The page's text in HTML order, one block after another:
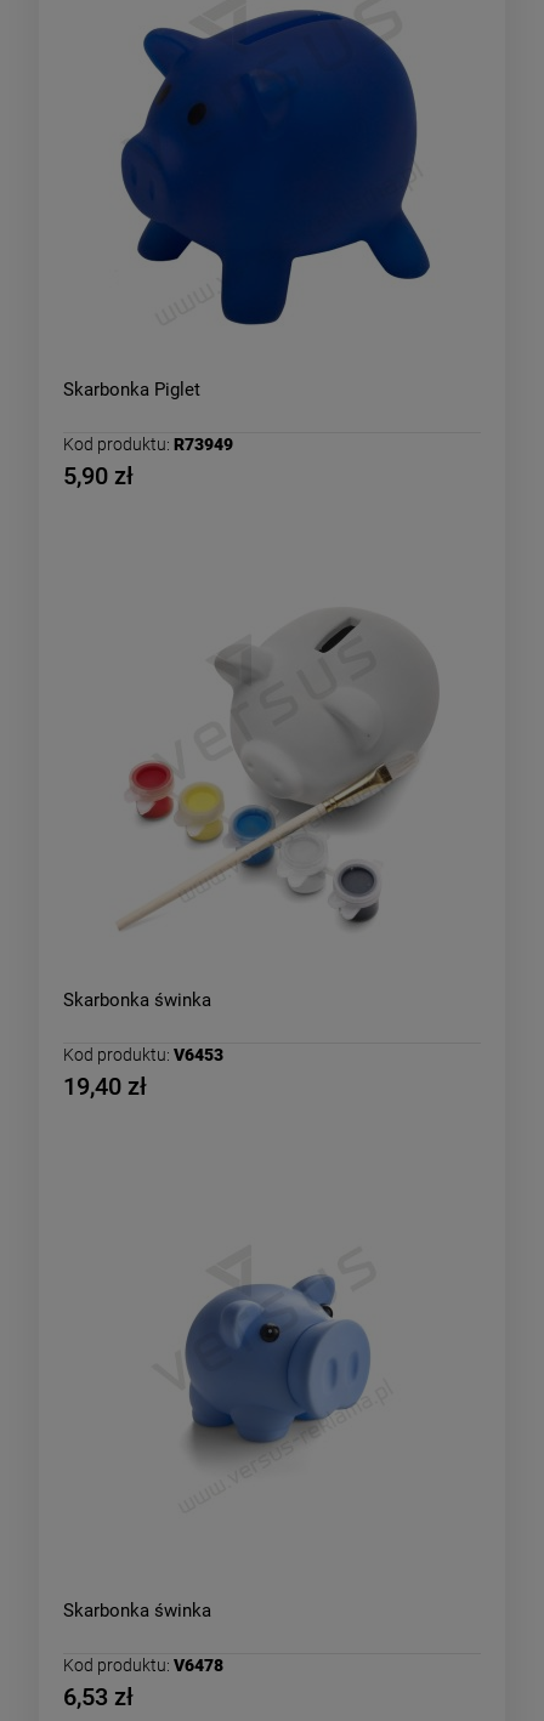
Skarbonka Piglet
Kod produktu: R73949
5,90 zł
Skarbonka świnka
Kod produktu: V6453
19,40 zł
Skarbonka świnka
Kod produktu: V6478
6,53 zł